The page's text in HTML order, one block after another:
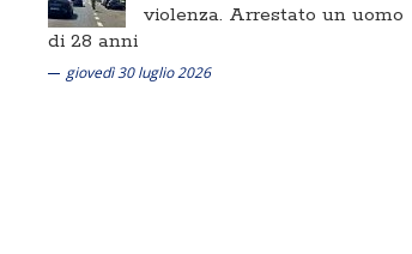
violenza. Arrestato un uomo
di 28 anni
giovedì 30 luglio 2026